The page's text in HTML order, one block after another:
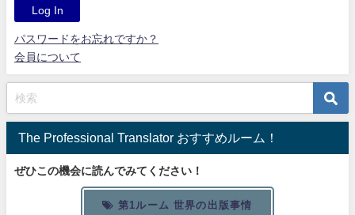
パスワードをお忘れですか？
会員について
The Professional Translator おすすめルーム！
ぜひこの機会に読んでみてください！
第1ルーム 世界の出版事情